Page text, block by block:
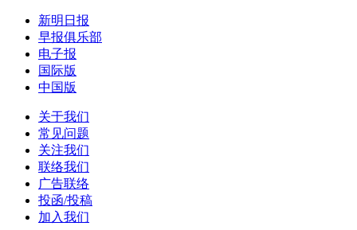
新明日报
早报俱乐部
电子报
国际版
中国版
关于我们
常见问题
关注我们
联络我们
广告联络
投函/投稿
加入我们